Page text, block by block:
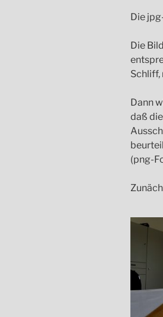
Die
Die
Schliff,
Dann
daß
(png-